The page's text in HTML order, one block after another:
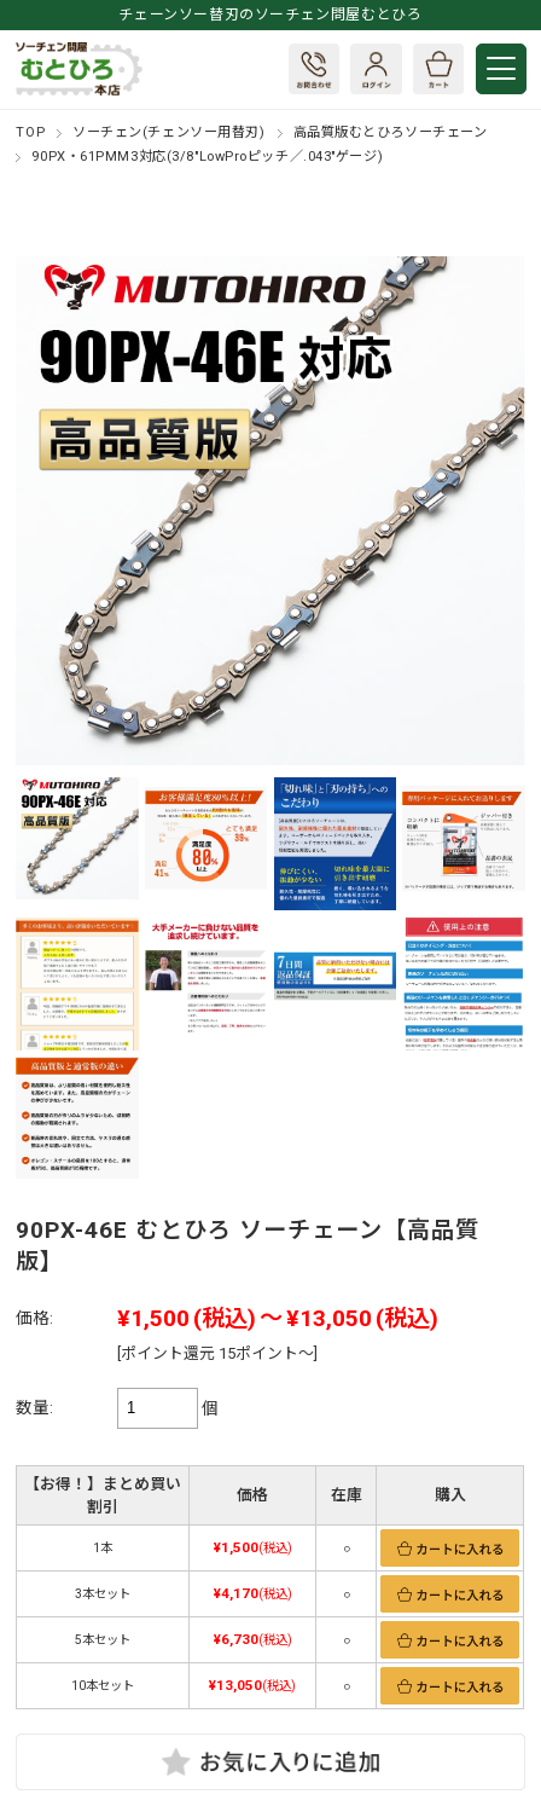
チェーンソー替刃のソーチェン問屋むとひろ
TOP ソーチェン(チェンソー用替刃)
高品質版むとひろソーチェーン
90PX・61PMM3対応(3/8"LowProピッチ／.043"ゲージ)
90PX-46E むとひろ ソーチェーン【高品質
版】
価格: ¥1,500 (税込) ～¥13,050 (税込)
[ポイント還元 15ポイント～]
数量: 個
【お得！】まとめ買い
割引
価格 在庫 購入
1本 ¥1,500(税込) ○
3本セット ¥4,170(税込) ○
5本セット ¥6,730(税込) ○
10本セット ¥13,050(税込) ○